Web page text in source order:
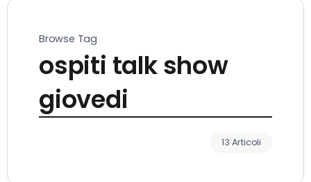
Browse Tag
ospiti talk show
giovedi
13 Articoli